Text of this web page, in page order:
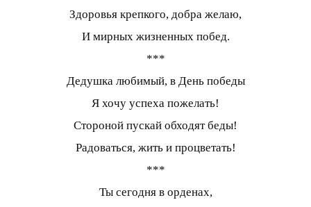
Здоровья крепкого, добра желаю,
И мирных жизненных побед.
***
Дедушка любимый, в День победы
Я хочу успеха пожелать!
Стороной пускай обходят беды!
Радоваться, жить и процветать!
***
Ты сегодня в орденах,